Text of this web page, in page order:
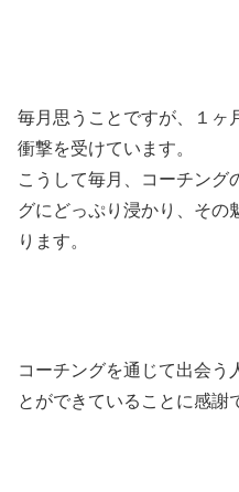
毎月思うことですが、１ヶ
衝撃を受けています。
こうして毎月、コーチング
グにどっぷり浸かり、その
ります。
コーチングを通じて出会う
とができていることに感謝